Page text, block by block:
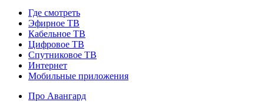
Где смотреть
Эфирное ТВ
Кабельное ТВ
Цифровое ТВ
Спутниковое ТВ
Интернет
Мобильные приложения
Про Авангард